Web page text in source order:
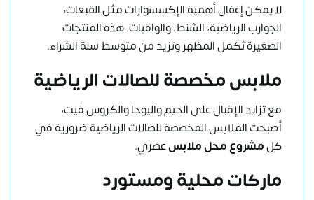
لا يمكن إغفال أهمية الإكسسوارات مثل القبعات،
الجوارب الرياضية، الشنط، والواقيات. هذه المنتجات
الصغيرة تُكمل المظهر وتزيد من متوسط سلة الشراء.
ملابس مخصصة للصالات الرياضية
مع تزايد الإقبال على الجيم واليوجا والكروس فيت،
أصبحت الملابس المخصصة للصالات الرياضية ضرورية في
كلمشروع محل ملابسعصري.
ماركات محلية ومستورد